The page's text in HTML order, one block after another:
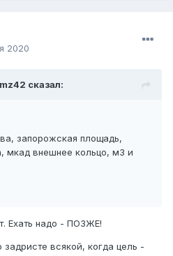
2020
mz42 сказал:
запорожская площадь,
мкад внешнее кольцо, м3 и
Ехать надо - ПОЗЖЕ!
всякой, когда цель -